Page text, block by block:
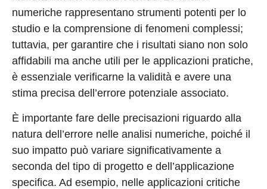
numeriche rappresentano strumenti potenti per lo
studio e la comprensione di fenomeni complessi;
tuttavia, per garantire che i risultati siano non solo
affidabili ma anche utili per le applicazioni pratiche,
è essenziale verificarne la validità e avere una
stima precisa dell’errore potenziale associato.
È importante fare delle precisazioni riguardo alla
natura dell’errore nelle analisi numeriche, poiché il
suo impatto può variare significativamente a
seconda del tipo di progetto e dell’applicazione
specifica. Ad esempio, nelle applicazioni critiche